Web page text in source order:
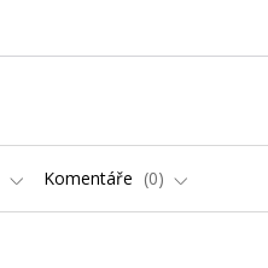
Komentáře 0